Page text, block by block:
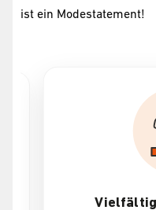
ist ein Modestatement!